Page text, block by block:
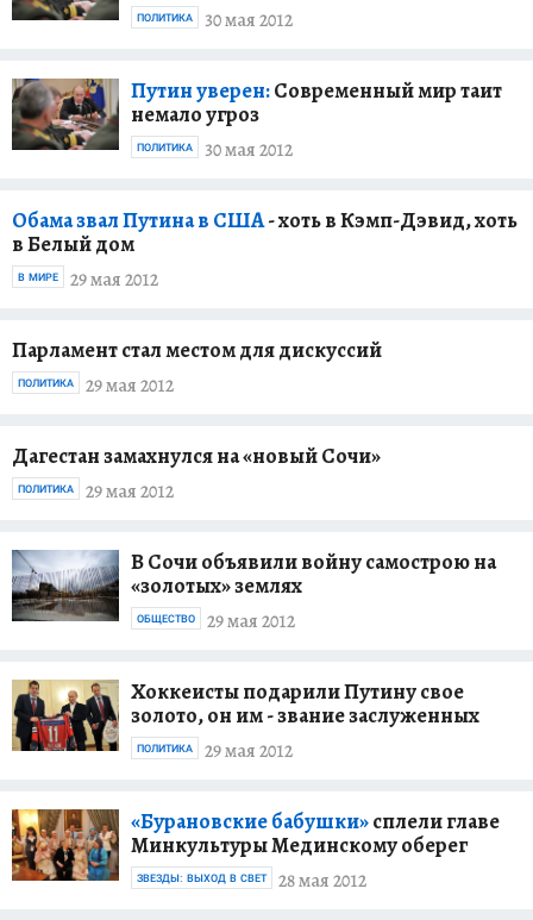
30 мая 2012
ПОЛИТИКА
Путин уверен:Современный мир таит
немало угроз
30 мая 2012
ПОЛИТИКА
Обама звал Путина в США- хоть в Кэмп-Дэвид, хоть
в Белый дом
29 мая 2012
В МИРЕ
Парламент стал местом для дискуссий
29 мая 2012
ПОЛИТИКА
Дагестан замахнулся на «новый Сочи»
29 мая 2012
ПОЛИТИКА
В Сочи объявили войну самострою на
«золотых» землях
29 мая 2012
ОБЩЕСТВО
Хоккеисты подарили Путину свое
золото, он им - звание заслуженных
29 мая 2012
ПОЛИТИКА
«Бурановские бабушки»сплели главе
Минкультуры Мединскому оберег
28 мая 2012
ЗВЕЗДЫ: ВЫХОД В СВЕТ